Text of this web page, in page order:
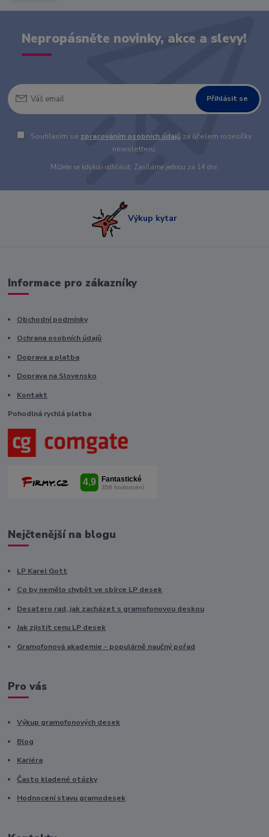
Nepropásněte novinky, akce a slevy!
Přihlásit se
Souhlasím se zpracováním osobních údajů za účelem rozesílky
newsletteru.
Můžete se kdykoli odhlásit. Zasíláme jednou za 14 dní.
Výkup kytar
Informace pro zákazníky
Obchodní podmínky
Ochrana osobních údajů
Doprava a platba
Doprava na Slovensko
Kontakt
Pohodlná rychlá platba
Nejčtenější na blogu
LP Karel Gott
Co by nemělo chybět ve sbírce LP desek
Desatero rad, jak zacházet s gramofonovou deskou
Jak zjistit cenu LP desek
Gramofonová akademie - populárně naučný pořad
Pro vás
Výkup gramofonových desek
Blog
Kariéra
Často kladené otázky
Hodnocení stavu gramodesek